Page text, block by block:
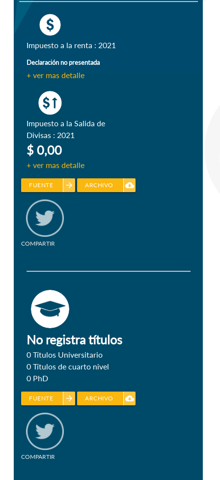
Impuesto a la renta : 2021
Declaración no presentada
+ ver mas detalle
Impuesto a la Salida de
Divisas : 2021
$ 0,00
+ ver mas detalle
arrow_forward
FUENTE cloud_download
ARCHIVO
COMPARTIR
No registra títulos
0 Títulos Universitario
0 Títulos de cuarto nivel
0 PhD
arrow_forward
FUENTE cloud_download
ARCHIVO
COMPARTIR